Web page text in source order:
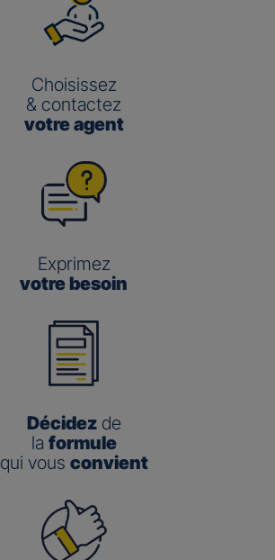
Choisissez
& contactez
votre agent
Exprimez
votre besoin
Décidezde
la formule
qui vous convient